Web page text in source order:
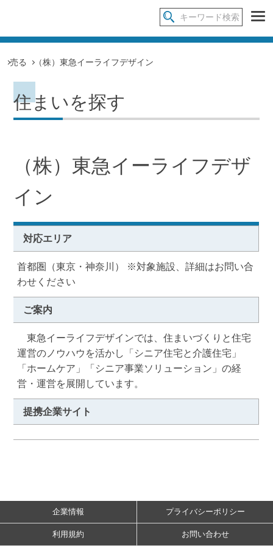
売る （株）東急イーライフデザイン
住まいを探す
（株）東急イーライフデザ
イン
対応エリア
首都圏（東京・神奈川） ※対象施設、詳細はお問い合
わせください
ご案内
東急イーライフデザインでは、住まいづくりと住宅
運営のノウハウを活かし「シニア住宅と介護住宅」
「ホームケア」「シニア事業ソリューション」の経
営・運営を展開しています。
提携企業サイト
企業情報 プライバシーポリシー
利用規約 お問い合わせ